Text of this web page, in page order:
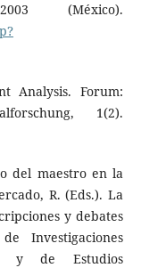
(México).
Analysis. Forum:
1(2).
del maestro en la
R. (Eds.). La
y debates
Investigaciones
y de Estudios